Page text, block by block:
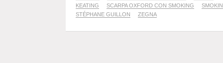
KEATING
SCARPA OXFORD CON SMOKING
STÉPHANE GUILLON
ZEGNA